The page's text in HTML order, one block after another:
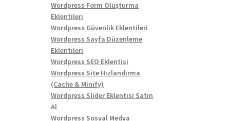
Wordpress Form Oluşturma
Eklentileri
Wordpress Güvenlik Eklentileri
Wordpress Sayfa Düzenleme
Eklentileri
Wordpress SEO Eklentisi
Wordpress Site Hızlandırma
(Cache & Minify)
Wordpress Slider Eklentisi Satın
Al
Wordpress Sosyal Medya